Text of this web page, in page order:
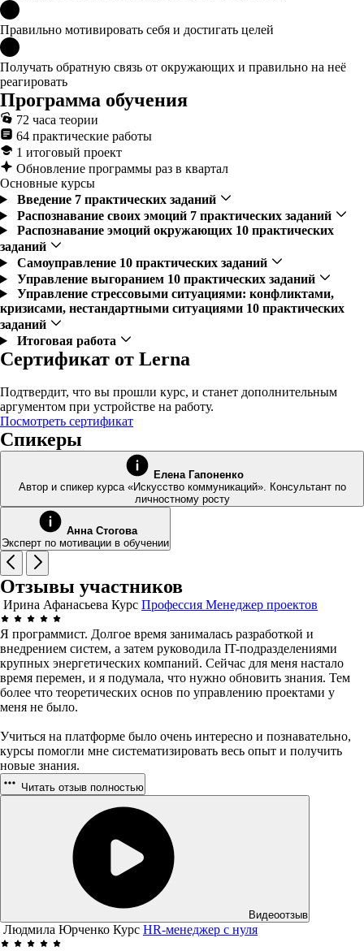
Правильно мотивировать себя и достигать целей
Получать обратную связь от окружающих и правильно на неё
реагировать
Программа обучения
72 часа теории
64 практические работы
1 итоговый проект
Обновление программы раз в квартал
Основные курсы
Введение 7 практических заданий
Распознавание своих эмоций 7 практических заданий
Распознавание эмоций окружающих 10 практических
заданий
Самоуправление 10 практических заданий
Управление выгоранием 10 практических заданий
Управление стрессовыми ситуациями: конфликтами,
кризисами, нестандартными ситуациями 10 практических
заданий
Итоговая работа
Сертификат от Lerna
Подтвердит, что вы прошли курс, и станет дополнительным
аргументом при устройстве на работу.
Посмотреть сертификат
Спикеры
Елена Гапоненко
Автор и спикер курса «Искусство коммуникаций». Консультант по
личностному росту
Анна Стогова
Эксперт по мотивации в обучении
Отзывы участников
Ирина Афанасьева Курс Профессия Менеджер проектов
Я программист. Долгое время занималась разработкой и
внедрением систем, а затем руководила IT-подразделениями
крупных энергетических компаний. Сейчас для меня настало
время перемен, и я подумала, что нужно обновить знания. Тем
более что теоретических основ по управлению проектами у
меня не было.
Учиться на платформе было очень интересно и познавательно,
курсы помогли мне систематизировать весь опыт и получить
новые знания.
Читать отзыв полностью
Видеоотзыв
Людмила Юрченко Курс HR-менеджер с нуля